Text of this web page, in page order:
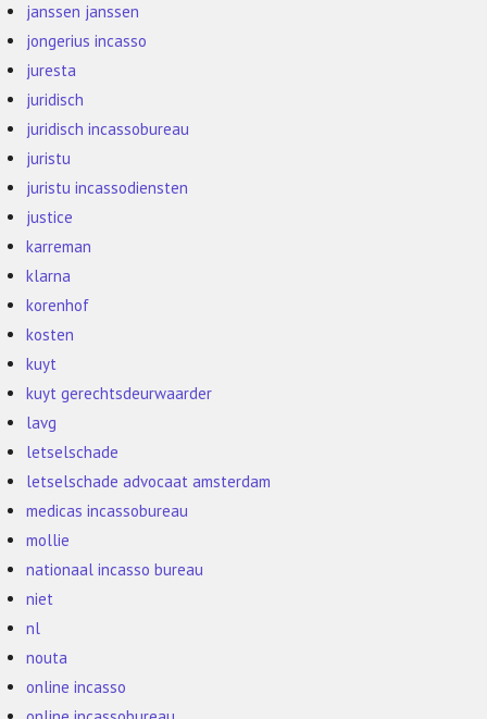
janssen janssen
jongerius incasso
juresta
juridisch
juridisch incassobureau
juristu
juristu incassodiensten
justice
karreman
klarna
korenhof
kosten
kuyt
kuyt gerechtsdeurwaarder
lavg
letselschade
letselschade advocaat amsterdam
medicas incassobureau
mollie
nationaal incasso bureau
niet
nl
nouta
online incasso